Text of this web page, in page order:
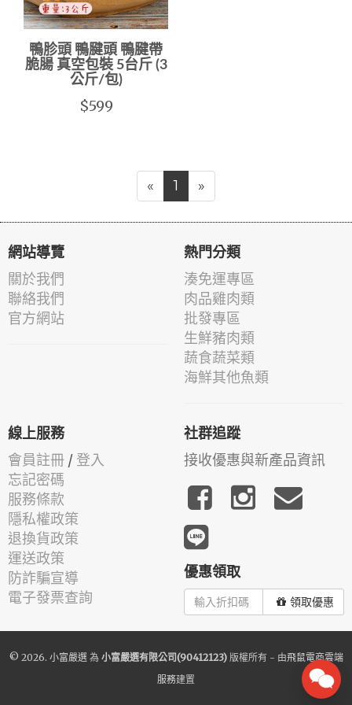
鴨胗頭 鴨腱頭 鴨腱帶
脆腸 真空包裝 5台斤 (3
公斤/包)
$599
« 1 »
網站導覽
關於我們
聯絡我們
官方網站
熱門分類
湊免運專區
肉品雞肉類
批發專區
生鮮豬肉類
蔬食蔬菜類
海鮮其他魚類
線上服務
會員註冊 / 登入
忘記密碼
服務條款
隱私權政策
退換貨政策
運送政策
防詐騙宣導
電子發票查詢
社群追蹤
接收優惠與新產品資訊
優惠領取
領取優惠
© 2026. 小富嚴選為 小富嚴選有限公司(90412123)版權所有 - 由飛鼠電商雲端
服務建置